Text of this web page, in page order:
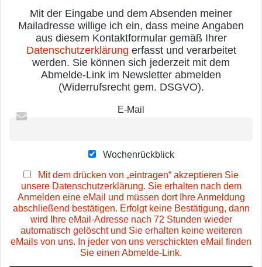
Mit der Eingabe und dem Absenden meiner
Mailadresse willige ich ein, dass meine Angaben
aus diesem Kontaktformular gemäß Ihrer
Datenschutzerklärung erfasst und verarbeitet
werden. Sie können sich jederzeit mit dem
Abmelde-Link im Newsletter abmelden
(Widerrufsrecht gem. DSGVO).
E-Mail
Wochenrückblick
Mit dem drücken von „eintragen“ akzeptieren Sie
unsere Datenschutzerklärung. Sie erhalten nach dem
Anmelden eine eMail und müssen dort Ihre Anmeldung
abschließend bestätigen. Erfolgt keine Bestätigung, dann
wird Ihre eMail-Adresse nach 72 Stunden wieder
automatisch gelöscht und Sie erhalten keine weiteren
eMails von uns. In jeder von uns verschickten eMail finden
Sie einen Abmelde-Link.